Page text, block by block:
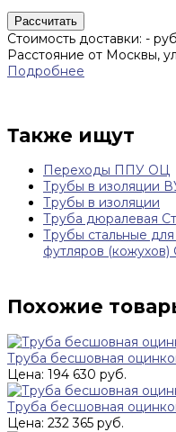
Рассчитать
Стоимость доставки: -
Расстояние от Москвы,
Подробнее
Также ищут
Переходы ППУ ОЦ
Трубы в изоляции
Трубы в изоляции
Труба дюралевая
Трубы стальные
футляров (кожухов)
Похожие
Труба бесшовная
Цена: 194 630 руб.
Труба бесшовная
Цена: 232 365 руб.